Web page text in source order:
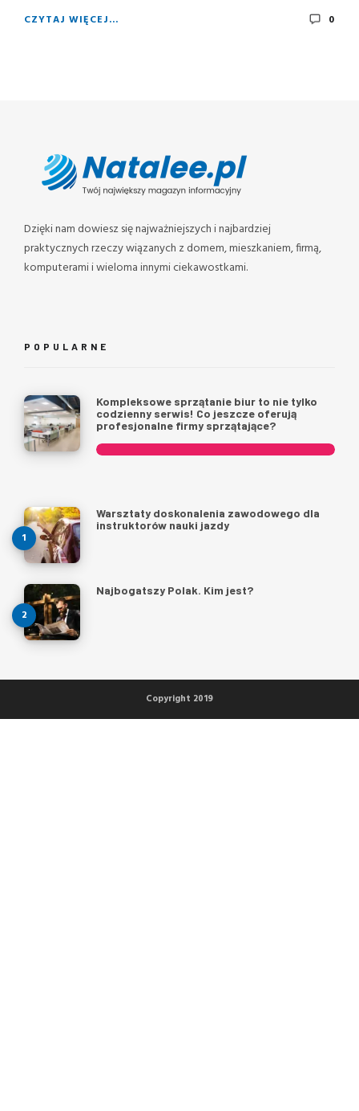
CZYTAJ WIĘCEJ... 0
Dzięki nam dowiesz się najważniejszych i najbardziej
praktycznych rzeczy wiązanych z domem, mieszkaniem, firmą,
komputerami i wieloma innymi ciekawostkami.
POPULARNE
Kompleksowe sprzątanie biur to nie tylko
codzienny serwis! Co jeszcze oferują
profesjonalne firmy sprzątające?
Warsztaty doskonalenia zawodowego dla
instruktorów nauki jazdy
Najbogatszy Polak. Kim jest?
Copyright 2019